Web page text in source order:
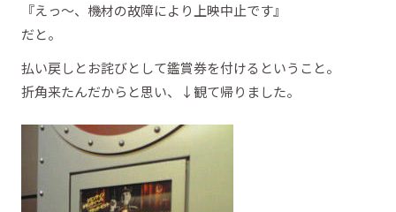
『えっ～、機材の故障により上映中止です』
だと。
払い戻しとお詫びとして鑑賞券を付けるということ。
折角来たんだからと思い、↓観て帰りました。